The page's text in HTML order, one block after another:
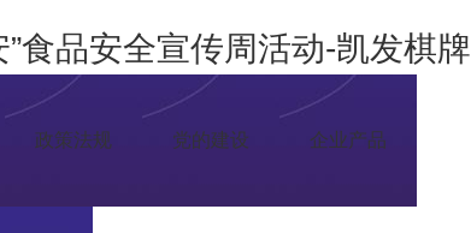
食品安全宣传周活动-凯发棋牌
政策法规 党的建设 企业产品